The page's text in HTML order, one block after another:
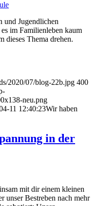
und Jugendlichen
im Familienleben kaum
dieses Thema drehen.
2020/07/blog-22b.jpg 400
neu.png
11 12:40:23Wir haben
in der
mit dir einem kleinen
unser Bestreben nach mehr